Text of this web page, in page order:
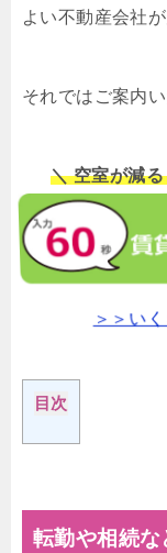
よい不動産会社
それではご案内い
＼ 空室が減
＞＞い
目次
転勤や相続